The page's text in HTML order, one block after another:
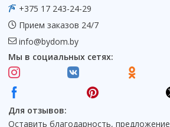
+375 17 243-24-29
Прием заказов 24/7
info@bydom.by
Мы в социальных сетях:
Для отзывов:
Оставить благодарность, предложение